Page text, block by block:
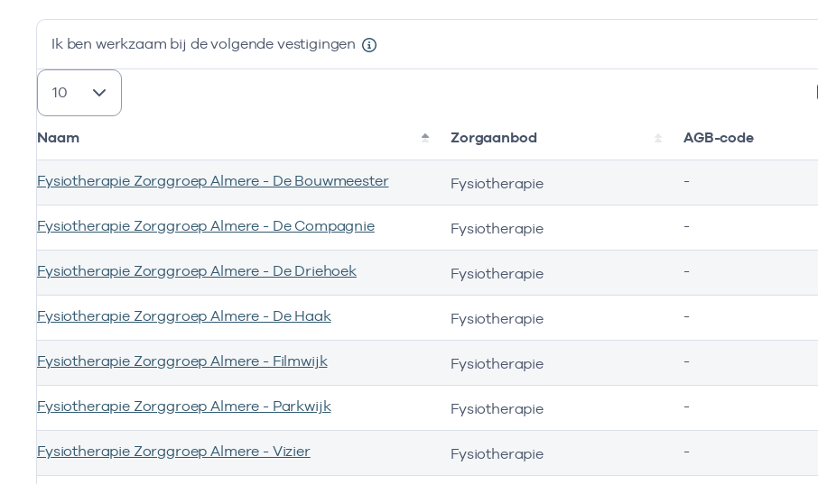
Ik ben werkzaam bij de volgende vestigingen
Naam Zorgaanbod AGB-code
Fysiotherapie Zorggroep Almere - De Bouwmeester Fysiotherapie -
Fysiotherapie Zorggroep Almere - De Compagnie Fysiotherapie -
Fysiotherapie Zorggroep Almere - De Driehoek Fysiotherapie -
Fysiotherapie Zorggroep Almere - De Haak Fysiotherapie -
Fysiotherapie Zorggroep Almere - Filmwijk Fysiotherapie -
Fysiotherapie Zorggroep Almere - Parkwijk Fysiotherapie -
Fysiotherapie Zorggroep Almere - Vizier Fysiotherapie -